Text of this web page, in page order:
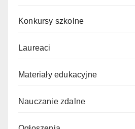
Konkursy szkolne
Laureaci
Materiały edukacyjne
Nauczanie zdalne